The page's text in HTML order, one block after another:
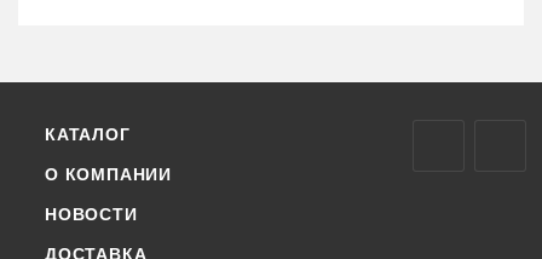
КАТАЛОГ
О КОМПАНИИ
НОВОСТИ
ДОСТАВКА